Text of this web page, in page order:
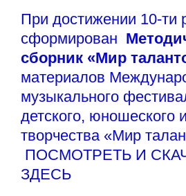
При достижении 10-ти
сформирован
сборник «Мир
материалов
музыкального
детского, юношеского
творчества «Мир
ПОСМОТРЕТЬ И
ЗДЕСЬ